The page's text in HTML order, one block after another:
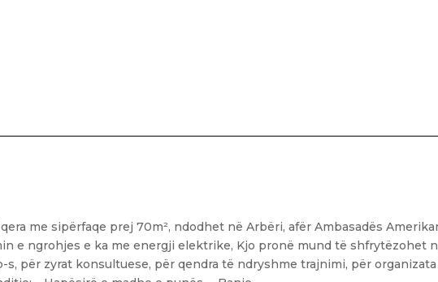
me sipërfaqe prej 70m², ndodhet në Arbëri, afër Ambasadës
e ngrohjes e ka me energji elektrike, Kjo pronë mund të shfrytëzohet
s, për zyrat konsultuese, për qendra të ndryshme trajnimi, për